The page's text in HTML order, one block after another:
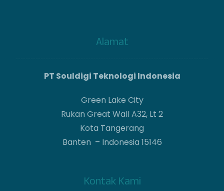
Alamat
PT Souldigi Teknologi Indonesia
Green Lake City
Rukan Great Wall A32, Lt 2
Kota Tangerang
Banten – Indonesia 15146
Kontak Kami